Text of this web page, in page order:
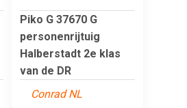
Piko G 37670 G
personenrijtuig
Halberstadt 2e klas
van de DR
Conrad NL